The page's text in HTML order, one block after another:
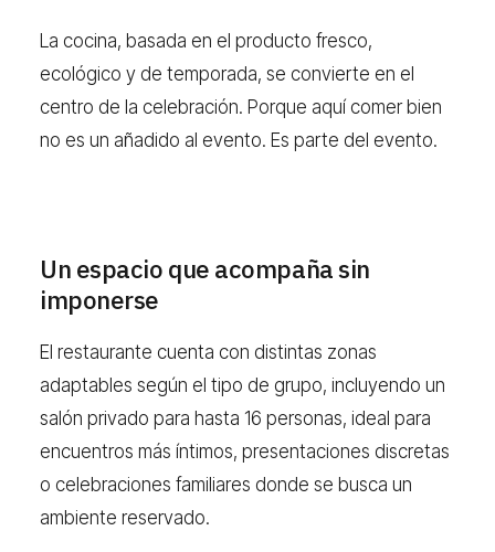
La cocina, basada en el producto fresco,
ecológico y de temporada, se convierte en el
centro de la celebración. Porque aquí comer bien
no es un añadido al evento. Es parte del evento.
Un espacio que acompaña sin
imponerse
El restaurante cuenta con distintas zonas
adaptables según el tipo de grupo, incluyendo un
salón privado para hasta 16 personas, ideal para
encuentros más íntimos, presentaciones discretas
o celebraciones familiares donde se busca un
ambiente reservado.